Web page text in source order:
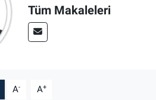
Tüm Makaleleri
A- A+